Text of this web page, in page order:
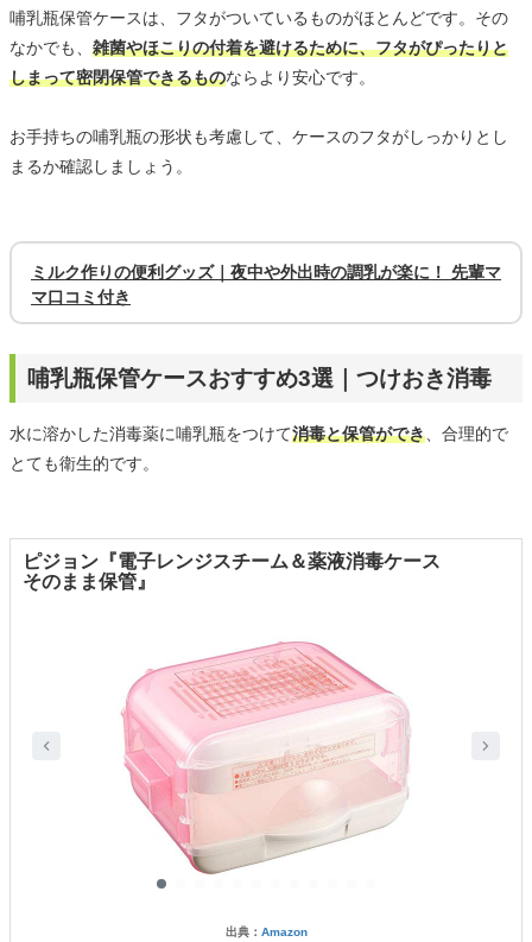
哺乳瓶保管ケースは、フタがついているものがほとんどです。その
なかでも、 雑菌やほこりの付着を避けるために、フタがぴったりと
しまって密閉保管できるものならより安心です。
お手持ちの哺乳瓶の形状も考慮して、ケースのフタがしっかりとし
まるか確認しましょう。
ミルク作りの便利グッズ｜夜中や外出時の調乳が楽に！ 先輩マ
マ口コミ付き
哺乳瓶保管ケースおすすめ3選｜つけおき消毒
水に溶かした消毒薬に哺乳瓶をつけて消毒と保管ができ、合理的で
とても衛生的です。
ピジョン『電子レンジスチーム＆薬液消毒ケース
そのまま保管』
出典： Amazon